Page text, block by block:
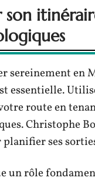
son
sereinement en
essentielle.
route en
Christophe
ses
un rôle